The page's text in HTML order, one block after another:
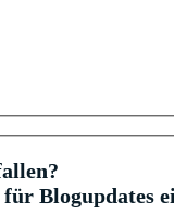
Blogupdates